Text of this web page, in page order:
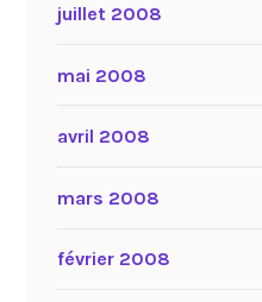
juillet 2008
mai 2008
avril 2008
mars 2008
février 2008